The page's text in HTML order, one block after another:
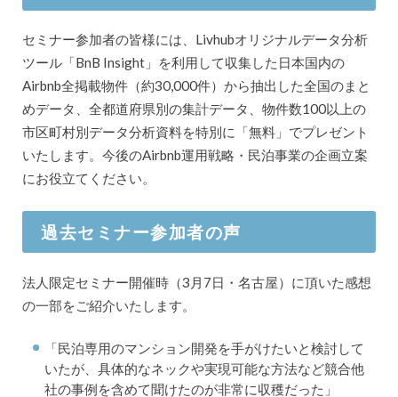
セミナー参加者の皆様には、Livhubオリジナルデータ分析
ツール「BnB Insight」を利用して収集した日本国内の
Airbnb全掲載物件（約30,000件）から抽出した全国のまと
めデータ、全都道府県別の集計データ、物件数100以上の
市区町村別データ分析資料を特別に「無料」でプレゼント
いたします。今後のAirbnb運用戦略・民泊事業の企画立案
にお役立てください。
過去セミナー参加者の声
法人限定セミナー開催時（3月7日・名古屋）に頂いた感想
の一部をご紹介いたします。
「民泊専用のマンション開発を手がけたいと検討して
いたが、具体的なネックや実現可能な方法など競合他
社の事例を含めて聞けたのが非常に収穫だった」